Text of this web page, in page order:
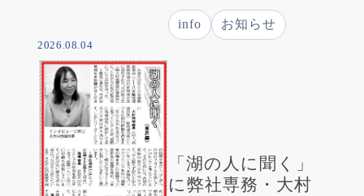
info お知らせ
2026.08.04
「湖の人に聞く」
に弊社専務・大村